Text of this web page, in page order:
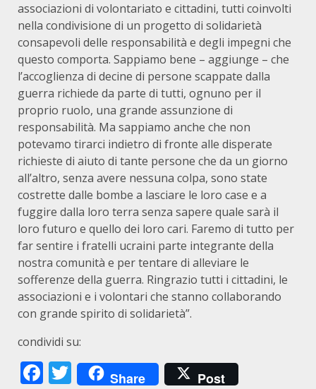
associazioni di volontariato e cittadini, tutti coinvolti
nella condivisione di un progetto di solidarietà
consapevoli delle responsabilità e degli impegni che
questo comporta. Sappiamo bene – aggiunge – che
l’accoglienza di decine di persone scappate dalla
guerra richiede da parte di tutti, ognuno per il
proprio ruolo, una grande assunzione di
responsabilità. Ma sappiamo anche che non
potevamo tirarci indietro di fronte alle disperate
richieste di aiuto di tante persone che da un giorno
all’altro, senza avere nessuna colpa, sono state
costrette dalle bombe a lasciare le loro case e a
fuggire dalla loro terra senza sapere quale sarà il
loro futuro e quello dei loro cari. Faremo di tutto per
far sentire i fratelli ucraini parte integrante della
nostra comunità e per tentare di alleviare le
sofferenze della guerra. Ringrazio tutti i cittadini, le
associazioni e i volontari che stanno collaborando
con grande spirito di solidarietà”.
condividi su:
Facebook
Twitter
Share Post